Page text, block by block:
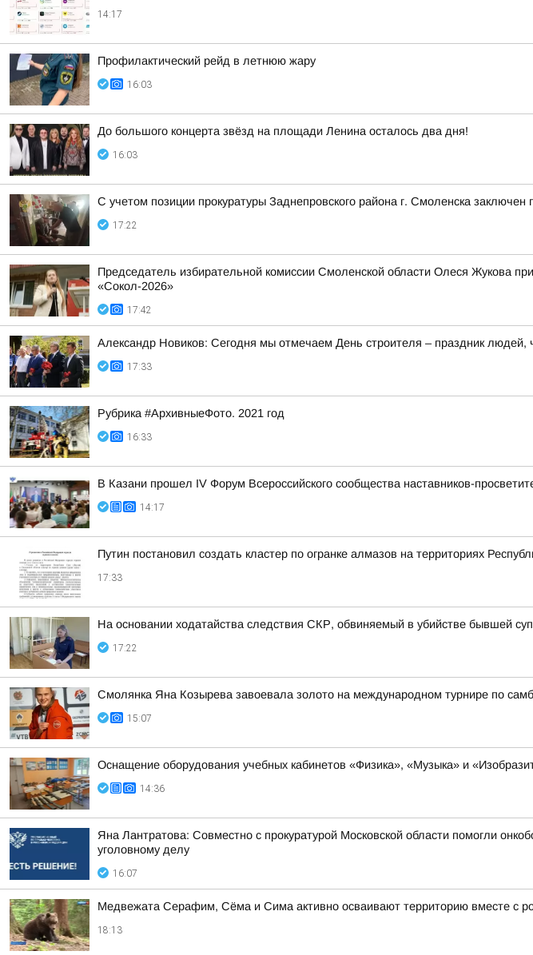
14:17
Профилактический рейд в летнюю жару
16:03
До большого концерта звёзд на площади Ленина осталось два дня!
16:03
С учетом позиции прокуратуры Заднепровского района г. Смоленска
17:22
Председатель избирательной комиссии Смоленской области Олеся Жукова
«Сокол-2026»
17:42
Александр Новиков: Сегодня мы отмечаем День строителя – праздник людей,
17:33
Рубрика #АрхивныеФото. 2021 год
16:33
В Казани прошел IV Форум Всероссийского сообщества наставников-
14:17
Путин постановил создать кластер по огранке алмазов на территориях
17:33
На основании ходатайства следствия СКР, обвиняемый в убийстве бывшей
17:22
Смолянка Яна Козырева завоевала золото на международном турнире по
15:07
Оснащение оборудования учебных кабинетов «Физика», «Музыка» и
14:36
Яна Лантратова: Совместно с прокуратурой Московской области помогли
уголовному делу
16:07
Медвежата Серафим, Сёма и Сима активно осваивают территорию вместе с
18:13